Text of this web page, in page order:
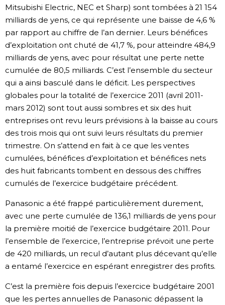
Mitsubishi Electric, NEC et Sharp) sont tombées à 21 154
milliards de yens, ce qui représente une baisse de 4,6 %
par rapport au chiffre de l’an dernier. Leurs bénéfices
d’exploitation ont chuté de 41,7 %, pour atteindre 484,9
milliards de yens, avec pour résultat une perte nette
cumulée de 80,5 milliards. C’est l’ensemble du secteur
qui a ainsi basculé dans le déficit. Les perspectives
globales pour la totalité de l’exercice 2011 (avril 2011-
mars 2012) sont tout aussi sombres et six des huit
entreprises ont revu leurs prévisions à la baisse au cours
des trois mois qui ont suivi leurs résultats du premier
trimestre. On s’attend en fait à ce que les ventes
cumulées, bénéfices d’exploitation et bénéfices nets
des huit fabricants tombent en dessous des chiffres
cumulés de l’exercice budgétaire précédent.
Panasonic a été frappé particulièrement durement,
avec une perte cumulée de 136,1 milliards de yens pour
la première moitié de l’exercice budgétaire 2011. Pour
l’ensemble de l’exercice, l’entreprise prévoit une perte
de 420 milliards, un recul d’autant plus décevant qu’elle
a entamé l’exercice en espérant enregistrer des profits.
C’est la première fois depuis l’exercice budgétaire 2001
que les pertes annuelles de Panasonic dépassent la